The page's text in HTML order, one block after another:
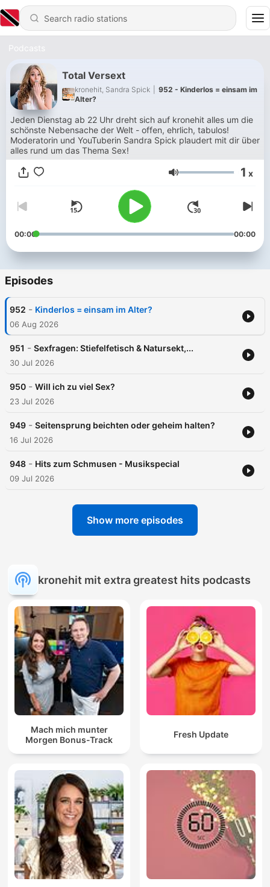
Podcasts
Total Versext
kronehit, Sandra Spick
952 - Kinderlos = einsam im
Alter?
Jeden Dienstag ab 22 Uhr dreht sich auf kronehit alles um die
schönste Nebensache der Welt - offen, ehrlich, tabulos!
Moderatorin und YouTuberin Sandra Spick plaudert mit dir über
alles rund um das Thema Sex!
Volume 1 x
00:00 00:00
Episodes
952 - Kinderlos = einsam im Alter?
06 Aug 2026
951 - Sexfragen: Stiefelfetisch & Natursekt,...
30 Jul 2026
950 - Will ich zu viel Sex?
23 Jul 2026
949 - Seitensprung beichten oder geheim halten?
16 Jul 2026
948 - Hits zum Schmusen - Musikspecial
09 Jul 2026
Show more episodes
kronehit mit extra greatest hits podcasts
Mach mich munter
Morgen Bonus-Track
Fresh Update